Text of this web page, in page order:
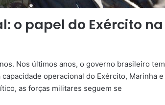
o papel do Exército na
Nos últimos anos, o governo brasileiro tem
operacional do Exército, Marinha e
as forças militares seguem se